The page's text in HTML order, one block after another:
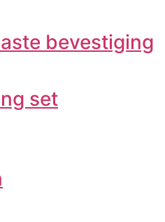
bevestiging
set